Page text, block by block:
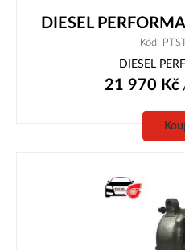
DIESEL
Kód:
DIESEL
21 970 Kč